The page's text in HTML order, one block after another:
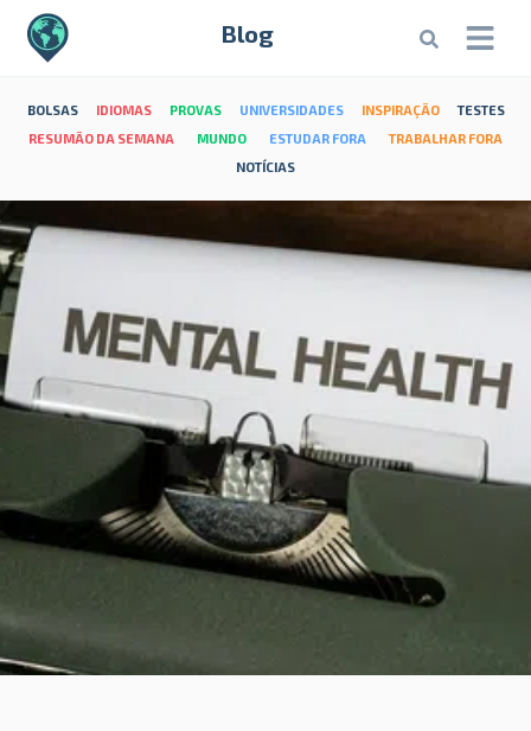
Blog
BOLSAS IDIOMAS PROVAS UNIVERSIDADES INSPIRAÇÃO
TESTES
RESUMÃO DA SEMANA
MUNDO ESTUDAR FORA
TRABALHAR FORA
NOTÍCIAS